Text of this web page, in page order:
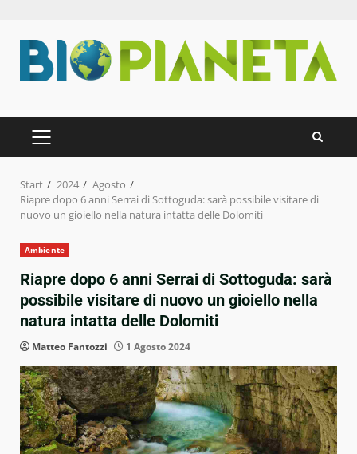
Inhalt
springen
PRIMÄRES
MENÜ
Start 2024
Agosto
Riapre dopo 6 anni Serrai di Sottoguda: sarà possibile visitare di
nuovo un gioiello nella natura intatta delle Dolomiti
Ambiente
Riapre dopo 6 anni Serrai di Sottoguda: sarà
possibile visitare di nuovo un gioiello nella
natura intatta delle Dolomiti
Matteo Fantozzi 1 Agosto 2024